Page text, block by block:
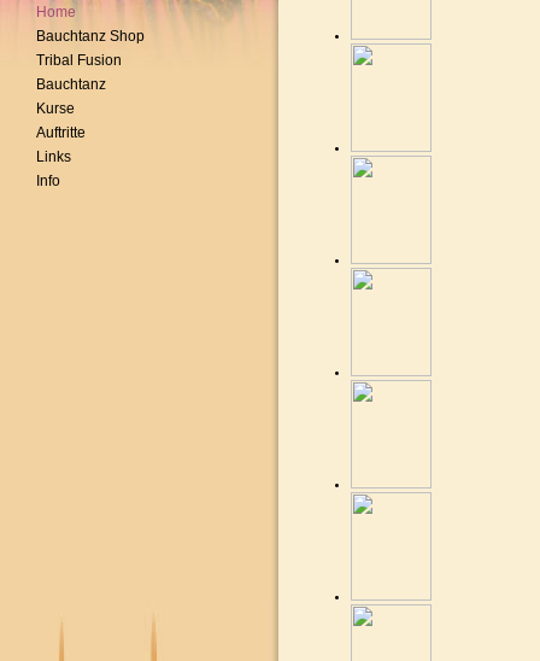
Home
Bauchtanz Shop
Tribal Fusion
Bauchtanz
Kurse
Auftritte
Links
Info